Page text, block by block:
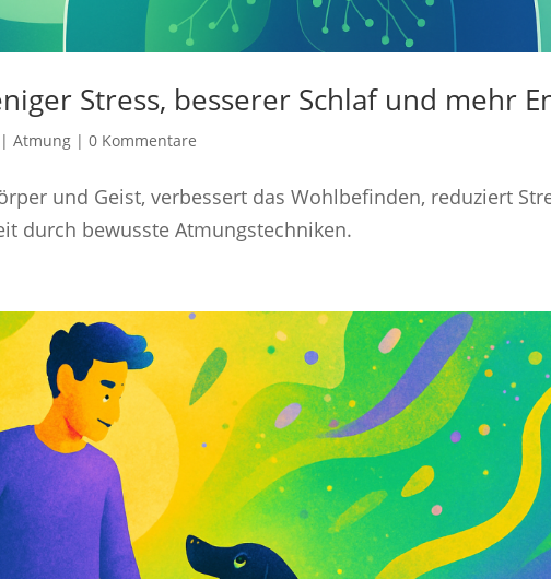
Stress, besserer Schlaf und mehr
|Atmung |0 Kommentare
und Geist, verbessert das Wohlbefinden, reduziert
durch bewusste Atmungstechniken.